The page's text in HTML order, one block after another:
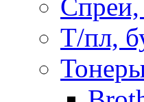
Спреи,
Т/пл,